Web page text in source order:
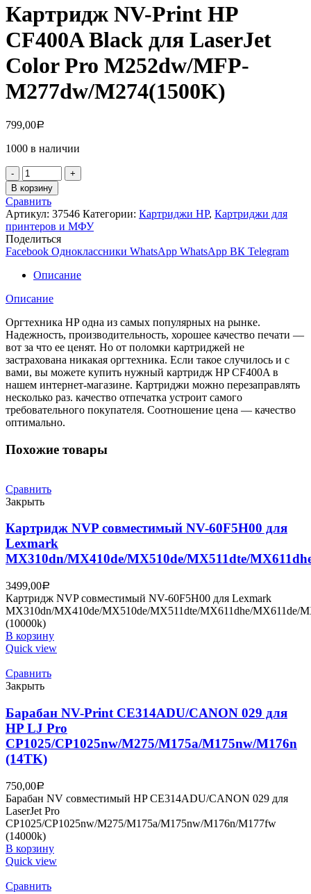
Картридж NV-Print HP
CF400A Black для LaserJet
Color Pro M252dw/MFP-
M277dw/M274(1500K)
799,00Р
1000 в наличии
Количество
товара
Картридж
NV-
Print
HP
CF400A
Black
для
LaserJet
Color
M252dw/MFP-
M277dw/M274(1500K)
В корзину
Сравнить
Артикул: 37546 Категории: Картриджи HP, Картриджи для
принтеров и МФУ
Поделиться
Facebook Одноклассники WhatsApp WhatsApp ВК Telegram
Описание
Описание
Оргтехника HP одна из самых популярных на рынке.
Надежность, производительность, хорошее качество печати —
вот за что ее ценят. Но от поломки картриджей не
застрахована никакая оргтехника. Если такое случилось и с
вами, вы можете купить нужный картридж HP CF400A в
нашем интернет-магазине. Картриджи можно перезаправлять
несколько раз. качество отпечатка устроит самого
требовательного покупателя. Соотношение цена — качество
оптимально.
Похожие товары
Сравнить
Закрыть
Картридж NVP совместимый NV-60F5H00 для
Lexmark
MX310dn/MX410de/MX510de/MX511dte/
3499,00Р
Картридж NVP совместимый NV-60F5H00 для Lexmark
MX310dn/MX410de/MX510de/MX511dte/MX611dhe/MX611de/
(10000k)
В корзину
Quick view
Сравнить
Закрыть
Барабан NV-Print CE314ADU/CANON 029 для
HP LJ Pro
CP1025/CP1025nw/M275/M175a/M175nw/M176n
(14TK)
750,00Р
Барабан NV совместимый HP CE314ADU/CANON 029 для
LaserJet Pro
CP1025/CP1025nw/M275/M175a/M175nw/M176n/M177fw
(14000k)
В корзину
Quick view
Сравнить